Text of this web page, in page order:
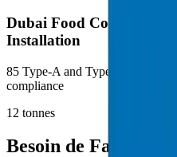
Dubai Food Court
Installation
85 Type-A and Type-B PVC
compliance
12 tonnes
Besoin de